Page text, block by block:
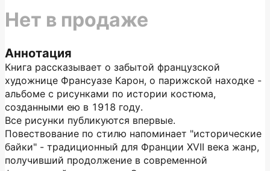
Аннотация
Книга рассказывает о забытой французской
художнице Франсуазе Карон, о парижской находке -
альбоме с рисунками по истории костюма,
созданными ею в 1918 году.
Все рисунки публикуются впервые.
Повествование по стилю напоминает "исторические
байки" - традиционный для Франции XVII века жанр,
получивший продолжение в современной
Нет в продаже